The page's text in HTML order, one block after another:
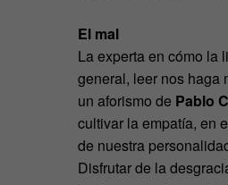
El mal
La experta en cómo la
general, leer nos haga
un aforismo de Pablo
cultivar la empatía, en
de nuestra
Disfrutar de la